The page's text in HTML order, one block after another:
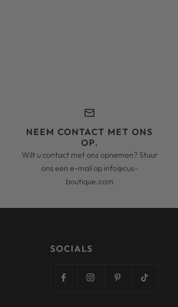
NEEM CONTACT MET ONS
OP.
Wilt u contact met ons opnemen? Stuur
ons een e-mail op info@cus-
boutique.com
SOCIALS